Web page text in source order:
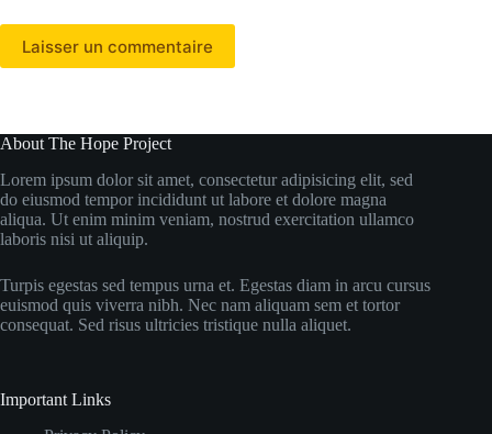
Laisser un commentaire
About The Hope Project
Lorem ipsum dolor sit amet, consectetur adipisicing elit, sed
do eiusmod tempor incididunt ut labore et dolore magna
aliqua. Ut enim minim veniam, nostrud exercitation ullamco
laboris nisi ut aliquip.
Turpis egestas sed tempus urna et. Egestas diam in arcu cursus
euismod quis viverra nibh. Nec nam aliquam sem et tortor
consequat. Sed risus ultricies tristique nulla aliquet.
Important Links